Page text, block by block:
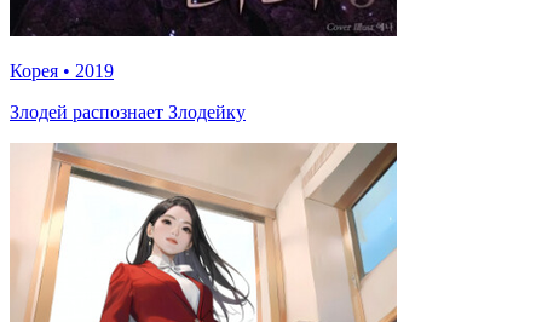
Корея • 2019
Злодей распознает Злодейку